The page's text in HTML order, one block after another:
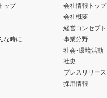
ップ
な時に
会社情報トップ
会社概要
経営コンセプト
事業分野
社会・環境活動
社史
プレスリリース
採用情報